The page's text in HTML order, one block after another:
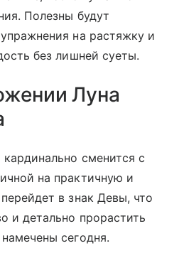
Полезны будут
на растяжку и
без лишней суеты.
Луна
кардинально сменится с
на практичную и
в знак Девы, что
и детально прорастить
сегодня.